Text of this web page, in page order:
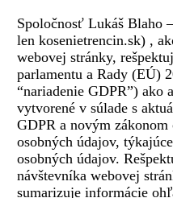
Spoločnosť Lukáš Blaho
len kosenietrencin.sk) ,
webovej stránky,
parlamentu a Rady (EÚ)
“nariadenie GDPR”) ako
vytvorené v súlade s
GDPR a novým
osobných údajov,
osobných údajov.
návštevníka webovej
sumarizuje informácie